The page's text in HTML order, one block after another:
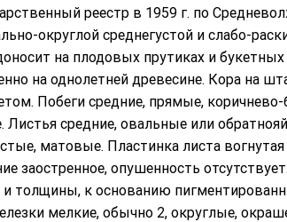
реестр в 1959 г. по
округлой среднегустой и слабо-
на плодовых прутиках и букетных
на однолетней древесине. Кора на
Побеги средние, прямые,
средние, овальные или
матовые. Пластинка листа вогнутая
заостренное, опушенность
толщины, к основанию
мелкие, обычно 2, округлые,